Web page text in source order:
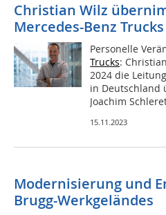
Christian Wilz
Mercedes-Benz
Personelle
Trucks:
2024 die
in Deutschland
Joachim
15.11.2023
Modernisierung und
Brugg-Werkgeländes